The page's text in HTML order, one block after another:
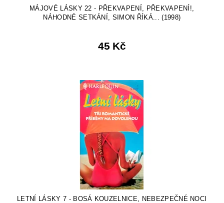
MÁJOVÉ LÁSKY 22 - PŘEKVAPENÍ, PŘEKVAPENÍ!,
NÁHODNÉ SETKÁNÍ, SIMON ŘÍKÁ... (1998)
45 Kč
LETNÍ LÁSKY 7 - BOSÁ KOUZELNICE, NEBEZPEČNÉ NOCI